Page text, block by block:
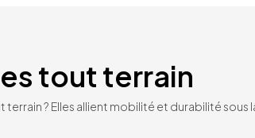
tout terrain
? Elles allient mobilité et durabilité